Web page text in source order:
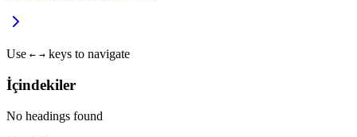
Use ← → keys to navigate
İçindekiler
No headings found